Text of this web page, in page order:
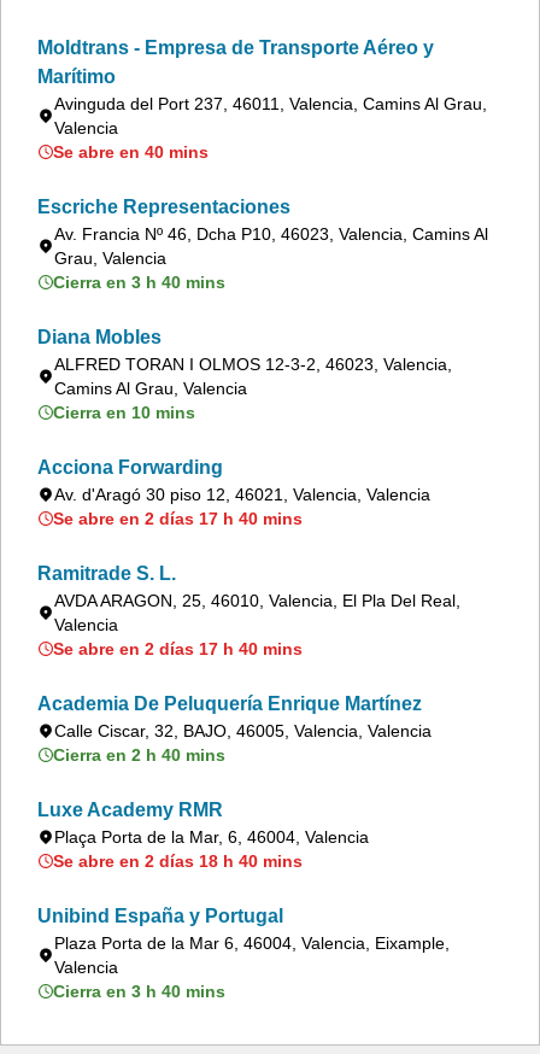
Moldtrans - Empresa de Transporte Aéreo y
Marítimo
Avinguda del Port 237, 46011, Valencia, Camins Al Grau,
Valencia
Se abre en 40 mins
Escriche Representaciones
Av. Francia Nº 46, Dcha P10, 46023, Valencia, Camins Al
Grau, Valencia
Cierra en 3 h 40 mins
Diana Mobles
ALFRED TORAN I OLMOS 12-3-2, 46023, Valencia,
Camins Al Grau, Valencia
Cierra en 10 mins
Acciona Forwarding
Av. d'Aragó 30 piso 12, 46021, Valencia, Valencia
Se abre en 2 días 17 h 40 mins
Ramitrade S. L.
AVDA ARAGON, 25, 46010, Valencia, El Pla Del Real,
Valencia
Se abre en 2 días 17 h 40 mins
Academia De Peluquería Enrique Martínez
Calle Ciscar, 32, BAJO, 46005, Valencia, Valencia
Cierra en 2 h 40 mins
Luxe Academy RMR
Plaça Porta de la Mar, 6, 46004, Valencia
Se abre en 2 días 18 h 40 mins
Unibind España y Portugal
Plaza Porta de la Mar 6, 46004, Valencia, Eixample,
Valencia
Cierra en 3 h 40 mins